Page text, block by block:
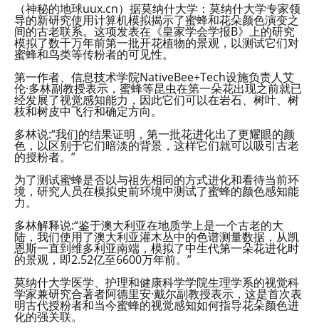
（神秘的地球uux.cn）据莫纳什大学：莫纳什大学专家领
导的新研究使用计算机模拟揭示了蜜蜂和花朵颜色演变之
间的古老联系。这项发表在《皇家学会学报B》上的研究
模拟了数千万年前第一批开花植物的景观，以测试它们对
蜜蜂和鸟类等传粉者的可见性。
第一作者、信息技术学院NativeBee+Tech设施负责人艾
伦·多林副教授表示，蜜蜂等昆虫在第一朵花出现之前就已
经发展了视觉感知能力，因此它们可以在岩石、树叶、树
枝和树皮中飞行和确定方向。
多林说:“我们的结果证明，第一批花进化出了更耀眼的颜
色，以区别于它们暗淡的背景，这样它们就可以吸引古老
的授粉者。”
为了测试蜜蜂是否以与祖先相同的方式进化和看待当前环
境，研究人员在模拟史前环境中测试了蜜蜂的颜色感知能
力。
多林解释说:“鉴于澳大利亚在地质学上是一个古老的大
陆，我们使用了澳大利亚灌木丛中的色谱测量数据，从凯
恩斯一直到维多利亚南端，模拟了中生代第一朵花进化时
的景观，即2.52亿至6600万年前。”
莫纳什大学医学、护理和健康科学学院生理学系的视觉科
学家兼研究合著者阿德里安·戴尔副教授表示，这是首次表
明古代授粉者和当今蜜蜂的视觉感知如何指导花朵颜色进
化的强关联。